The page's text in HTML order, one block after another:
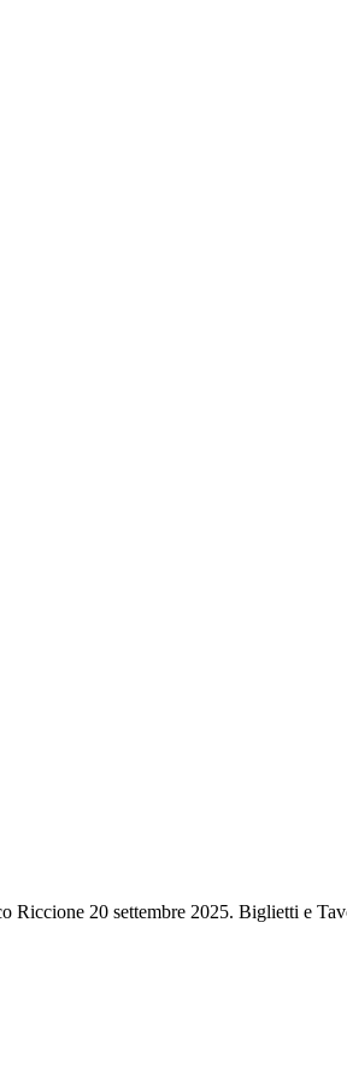
Riccione 20 settembre 2025. Biglietti e